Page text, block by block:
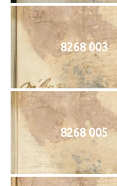
8268 003
8268 005